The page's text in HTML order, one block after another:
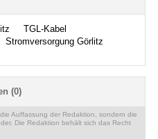
TGL-Kabel
Stromversorgung Görlitz
(0)
Auffassung der Redaktion, sondern die
Die Redaktion behält sich das Recht